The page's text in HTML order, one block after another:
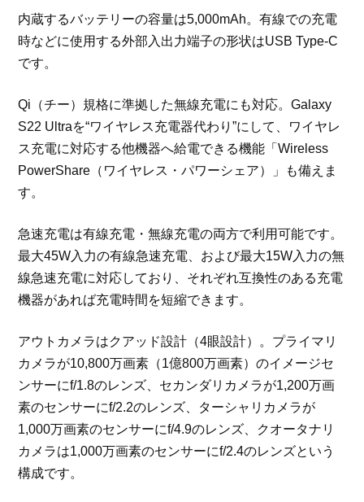
内蔵するバッテリーの容量は5,000mAh。有線での充電
時などに使用する外部入出力端子の形状はUSB Type-C
です。
Qi（チー）規格に準拠した無線充電にも対応。Galaxy
S22 Ultraを“ワイヤレス充電器代わり”にして、ワイヤレ
ス充電に対応する他機器へ給電できる機能「Wireless
PowerShare（ワイヤレス・パワーシェア）」も備えま
す。
急速充電は有線充電・無線充電の両方で利用可能です。
最大45W入力の有線急速充電、および最大15W入力の無
線急速充電に対応しており、それぞれ互換性のある充電
機器があれば充電時間を短縮できます。
アウトカメラはクアッド設計（4眼設計）。プライマリ
カメラが10,800万画素（1億800万画素）のイメージセ
ンサーにf/1.8のレンズ、セカンダリカメラが1,200万画
素のセンサーにf/2.2のレンズ、ターシャリカメラが
1,000万画素のセンサーにf/4.9のレンズ、クオータナリ
カメラは1,000万画素のセンサーにf/2.4のレンズという
構成です。